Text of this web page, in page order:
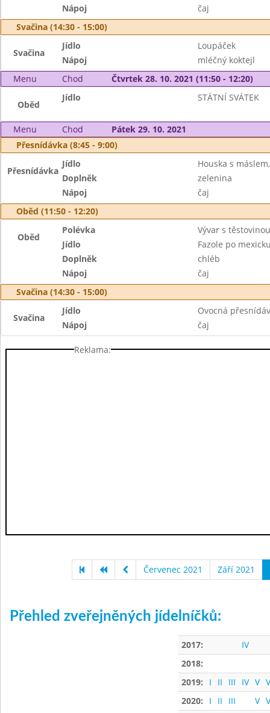
Nápoj
čaj
Svačina (14:30 - 15:00)
Svačina
Jídlo
Loupáček
Nápoj
mléčný koktejl
Menu
Chod Čtvrtek 28. 10. 2021 (11:50 - 12:20)
Oběd
Jídlo STÁTNÍ SVÁTEK
Menu Chod
Pátek 29. 10. 2021
Přesnídávka (8:45 - 9:00)
Přesnídávka
Jídlo
Houska s
Doplněk
zelenina
Nápoj
čaj
Oběd (11:50 - 12:20)
Oběd
Polévka
Vývar s těstovinou
Jídlo
Fazole po
Doplněk
chléb
Nápoj
čaj
Svačina (14:30 - 15:00)
Svačina
Jídlo
Ovocná
Nápoj
čaj
Reklama:
Červenec 2021 Září 2021
Přehled zveřejněných jídelníčků:
2017:
IV
2018:
2019:
I II III IV V
2020:
I II III V